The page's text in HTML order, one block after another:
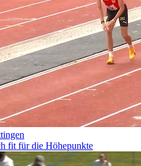
fit für die Höhepunkte